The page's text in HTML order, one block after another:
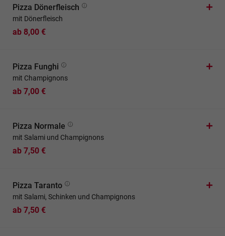
Pizza Dönerfleisch
mit Dönerfleisch
ab 8,00 €
Pizza Funghi
mit Champignons
ab 7,00 €
Pizza Normale
mit Salami und Champignons
ab 7,50 €
Pizza Taranto
mit Salami, Schinken und Champignons
ab 7,50 €